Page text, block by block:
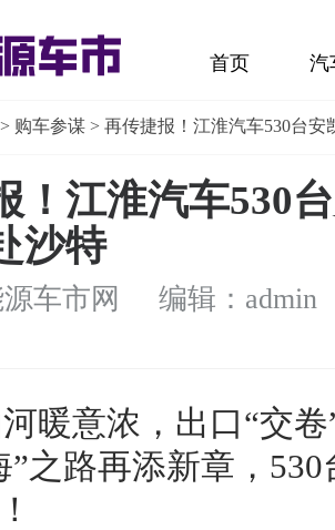
首页 汽
> 购车参谋 > 再传捷报！江淮汽车530台
！江淮汽车530
沙特
源车市网 编辑：admin
暖意浓，出口“交
”之路再添新章，